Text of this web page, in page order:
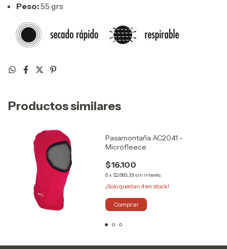
Peso:55 grs
Productos similares
Pasamontaña AC2041 -
Microfleece
$16.100
6x $2.683,33 sin interés
¡Solo quedan 4en stock!
Comprar